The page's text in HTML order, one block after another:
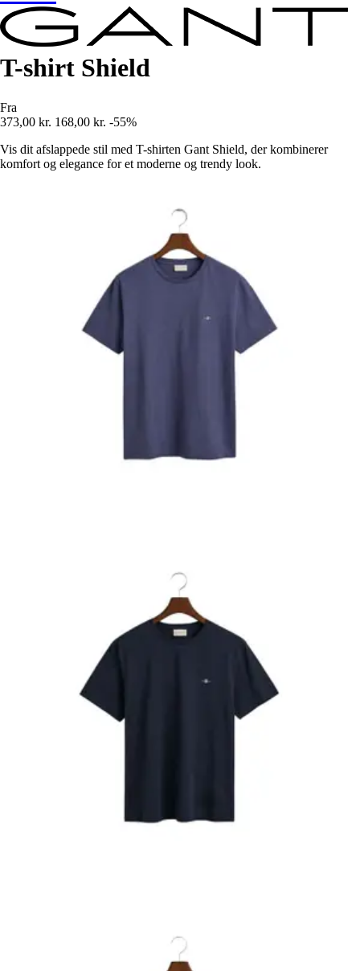
T-shirt Shield
Fra
373,00 kr. 168,00 kr. -55%
Vis dit afslappede stil med T-shirten Gant Shield, der kombinerer
komfort og elegance for et moderne og trendy look.